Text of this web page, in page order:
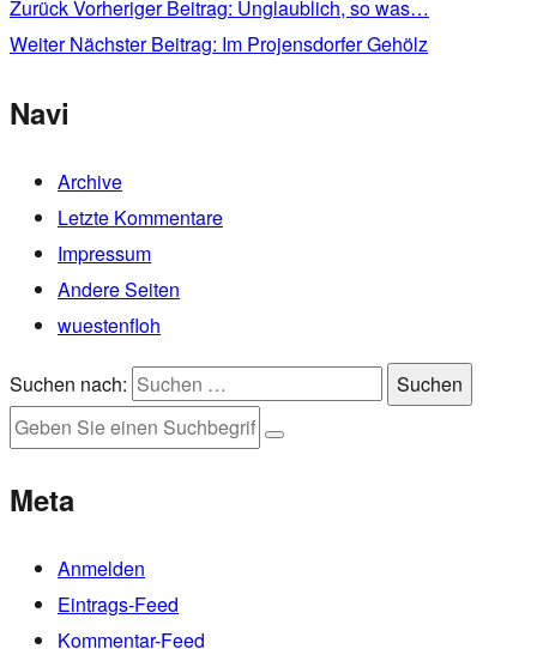
ZurückVorheriger Beitrag: Unglaublich, so was…
Weiter Nächster Beitrag: Im Projensdorfer Gehölz
Navi
Archive
Letzte Kommentare
Impressum
Andere Seiten
wuestenfloh
Suchen nach: Suchen
Meta
Anmelden
Eintrags-Feed
Kommentar-Feed